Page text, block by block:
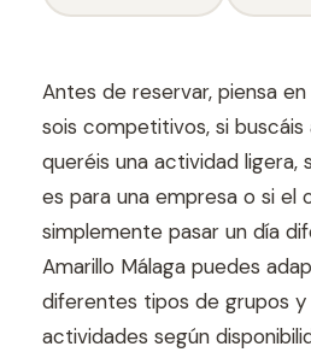
Antes de reservar, piensa
sois competitivos, si buscáis
queréis una actividad ligera,
es para una empresa o si el
simplemente pasar un día
Amarillo Málaga puedes
diferentes tipos de grupos y
actividades según